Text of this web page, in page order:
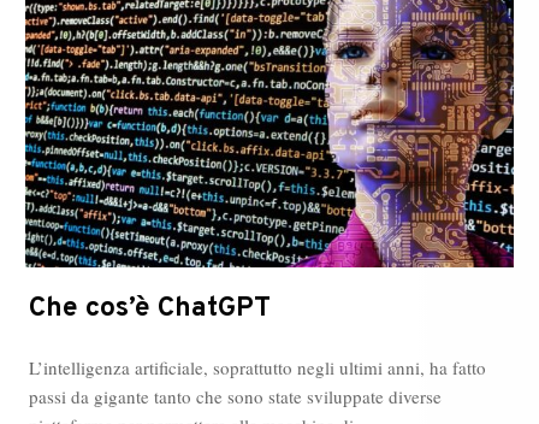
Che cos’è ChatGPT
L’intelligenza artificiale, soprattutto negli ultimi anni, ha fatto
passi da gigante tanto che sono state sviluppate diverse